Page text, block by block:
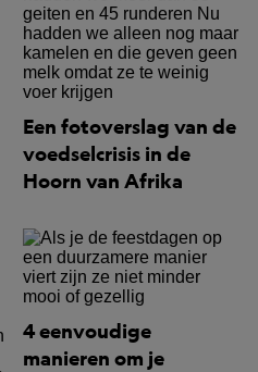
Een fotoverslag van de
voedselcrisis in de
Hoorn van Afrika
4 eenvoudige
manieren om je